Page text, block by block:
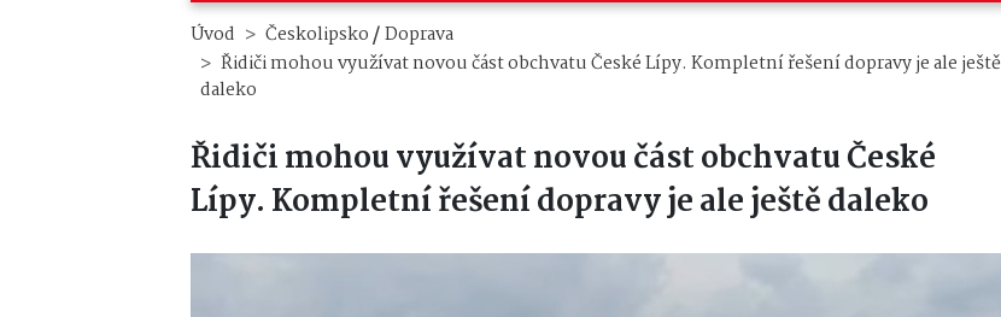
Úvod Českolipsko/Doprava
Řidiči mohou využívat novou část obchvatu České Lípy. Kompletní řešení dopravy je ale ještě
daleko
Řidiči mohou využívat novou část obchvatu České
Lípy. Kompletní řešení dopravy je ale ještě daleko